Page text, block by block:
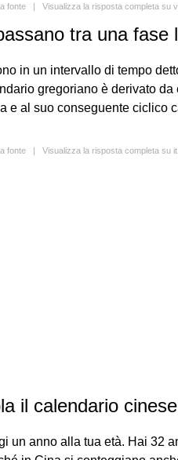
fonte | Visualizza la risposta completa su
tra una fase
in un intervallo di tempo
gregoriano è derivato
e al suo conseguente ciclico
fonte | Visualizza la risposta completa su
il calendario
un anno alla tua età. Hai 32